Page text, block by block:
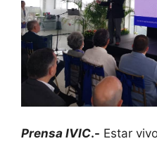
Prensa IVIC.- Estar